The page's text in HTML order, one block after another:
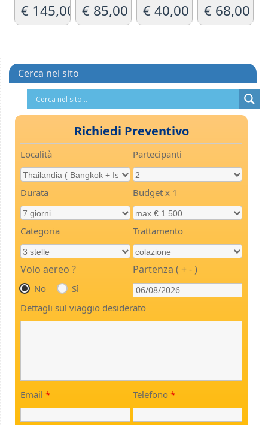
€ 145,00
su 5
€ 85,00 €40,00
su 5
€ 68,00
Cerca nel sito
Richiedi Preventivo
Località Partecipanti
Durata Budget x 1
Categoria Trattamento
Volo aereo ?
No Sì
Partenza ( + - )
Dettagli sul viaggio desiderato
Email * Telefono *